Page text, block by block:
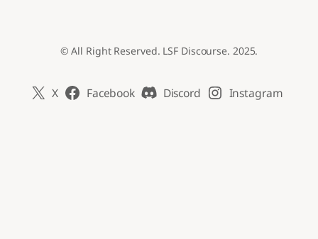
© All Right Reserved. LSF Discourse. 2025.
X Facebook Discord Instagram